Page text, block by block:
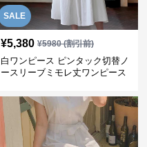
SALE
¥5,380 ¥5980(割引前)
白ワンピース ピンタック切替ノ
ースリーブミモレ丈ワンピース